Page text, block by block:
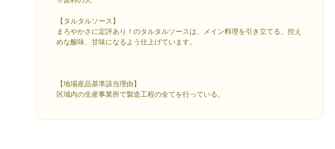
【タルタルソース】
まろやかさに定評あり！のタルタルソースは、メイン料理を引き立てる、控え
めな酸味、甘味になるよう仕上げています。
【地場産品基準該当理由】
区域内の生産事業所で製造工程の全てを行っている。